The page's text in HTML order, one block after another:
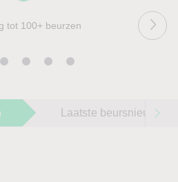
tot 100+ beurzen
Laatste beursnieuws